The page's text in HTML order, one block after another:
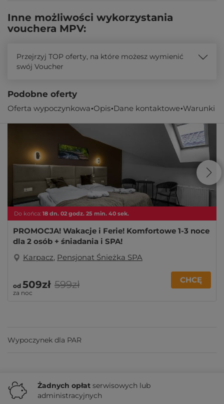
Oferta wypoczynkowa Opis Dane kontaktowe Warunki
Inne możliwości wykorzystania
vouchera MPV:
Przejrzyj TOP oferty, na które możesz wymienić
swój Voucher
Podobne oferty
Do końca: 18 dn. 02 godz. 25 min. 40 sek.
PROMOCJA! Wakacje i Ferie! Komfortowe 1-3 noce
dla 2 osób + śniadania i SPA!
Karpacz, Pensjonat Śnieżka SPA
od 509zł
za noc
599zł CHCĘ
Wypoczynek dla PAR
Żadnych opłat serwisowych lub
administracyjnych